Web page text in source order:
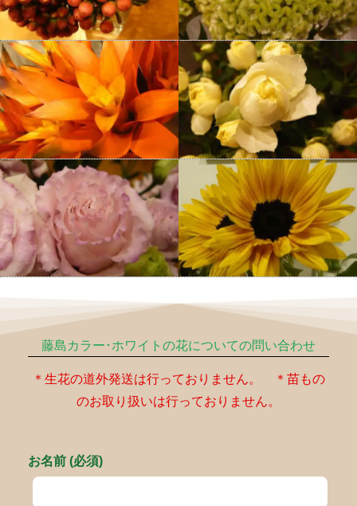
藤島カラー･ホワイトの花についての問い合わせ
＊生花の道外発送は行っておりません。 ＊苗もの
のお取り扱いは行っておりません。
お名前 (必須)